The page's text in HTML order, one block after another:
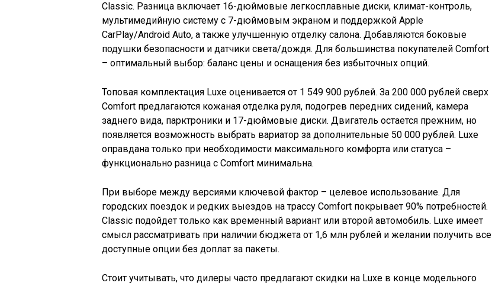
Classic. Разница включает 16-дюймовые легкосплавные диски, климат-контроль,
мультимедийную систему с 7-дюймовым экраном и поддержкой Apple
CarPlay/Android Auto, а также улучшенную отделку салона. Добавляются боковые
подушки безопасности и датчики света/дождя. Для большинства покупателей Comfort
– оптимальный выбор: баланс цены и оснащения без избыточных опций.
Топовая комплектация Luxe оценивается от 1 549 900 рублей. За 200 000 рублей сверх
Comfort предлагаются кожаная отделка руля, подогрев передних сидений, камера
заднего вида, парктроники и 17-дюймовые диски. Двигатель остается прежним, но
появляется возможность выбрать вариатор за дополнительные 50 000 рублей. Luxe
оправдана только при необходимости максимального комфорта или статуса –
функционально разница с Comfort минимальна.
При выборе между версиями ключевой фактор – целевое использование. Для
городских поездок и редких выездов на трассу Comfort покрывает 90% потребностей.
Classic подойдет только как временный вариант или второй автомобиль. Luxe имеет
смысл рассматривать при наличии бюджета от 1,6 млн рублей и желании получить все
доступные опции без доплат за пакеты.
Стоит учитывать, что дилеры часто предлагают скидки на Luxe в конце модельного